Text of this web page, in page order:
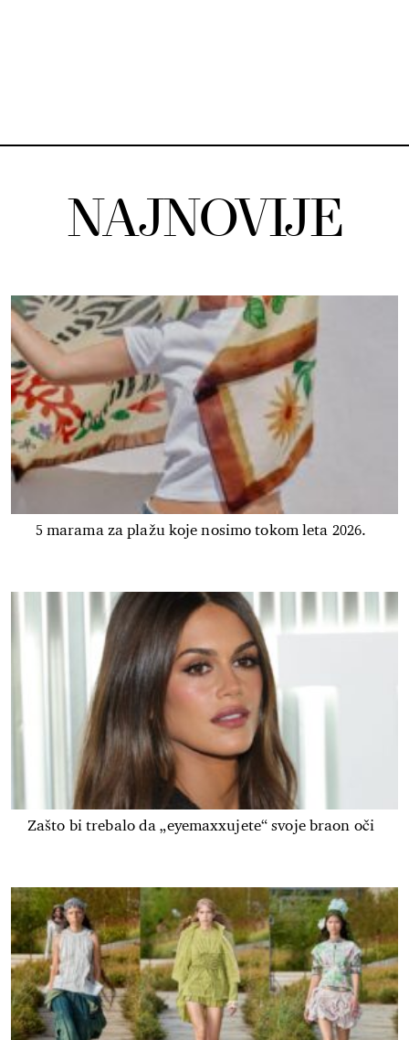
NAJNOVIJE
5 marama za plažu koje nosimo tokom leta 2026.
Zašto bi trebalo da „eyemaxxujete“ svoje braon oči